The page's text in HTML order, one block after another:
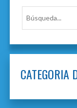
CATEGORIA